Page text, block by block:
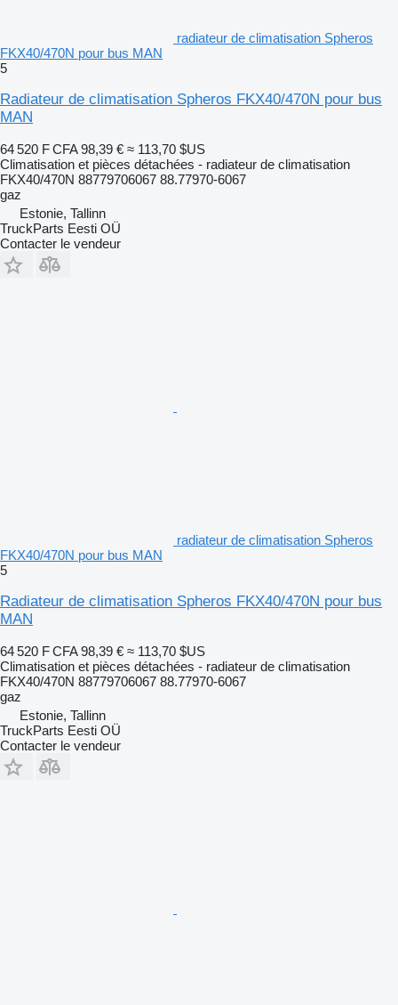
radiateur de climatisation Spheros
FKX40/470N pour bus MAN
5
Radiateur de climatisation Spheros FKX40/470N pour bus
MAN
64 520 F CFA 98,39 € ≈ 113,70 $US
Climatisation et pièces détachées - radiateur de climatisation
FKX40/470N 88779706067 88.77970-6067
gaz
Estonie, Tallinn
TruckParts Eesti OÜ
Contacter le vendeur
radiateur de climatisation Spheros
FKX40/470N pour bus MAN
5
Radiateur de climatisation Spheros FKX40/470N pour bus
MAN
64 520 F CFA 98,39 € ≈ 113,70 $US
Climatisation et pièces détachées - radiateur de climatisation
FKX40/470N 88779706067 88.77970-6067
gaz
Estonie, Tallinn
TruckParts Eesti OÜ
Contacter le vendeur